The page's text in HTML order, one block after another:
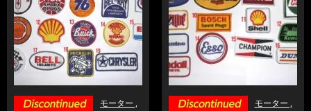
モーター ,
モーター ,